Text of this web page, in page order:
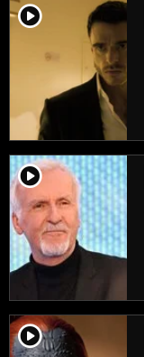
player2
player2
player2